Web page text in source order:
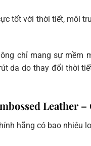
tốt với thời tiết, môi
chỉ mang sự mềm
da do thay đổi thời
Leather –